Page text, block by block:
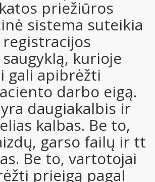
priežiūros
sistema suteikia
kurioje
gali apibrėžti
darbo eigą.
daugiakalbis ir
kalbas. Be to,
garso failų ir tt
Be to, vartotojai
prieigą pagal